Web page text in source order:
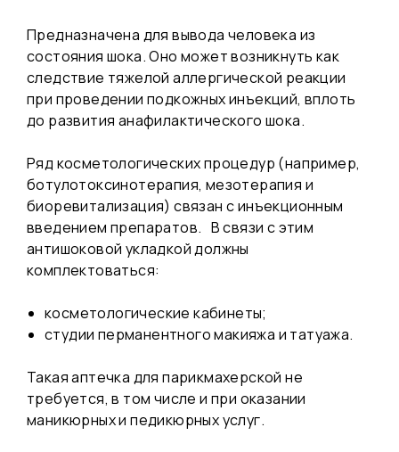
Предназначена для вывода человека из
состояния шока. Оно может возникнуть как
следствие тяжелой аллергической реакции
при проведении подкожных инъекций, вплоть
до развития анафилактического шока.
Ряд косметологических процедур (например,
ботулотоксинотерапия, мезотерапия и
биоревитализация) связан с инъекционным
введением препаратов. В связи с этим
антишоковой укладкой должны
комплектоваться:
косметологические кабинеты;
студии перманентного макияжа и татуажа.
Такая аптечка для парикмахерской не
требуется, в том числе и при оказании
маникюрных и педикюрных услуг.